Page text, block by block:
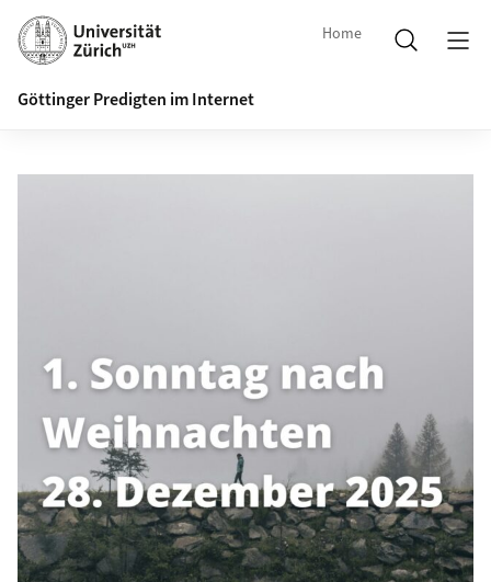
Home
Göttinger Predigten im Internet